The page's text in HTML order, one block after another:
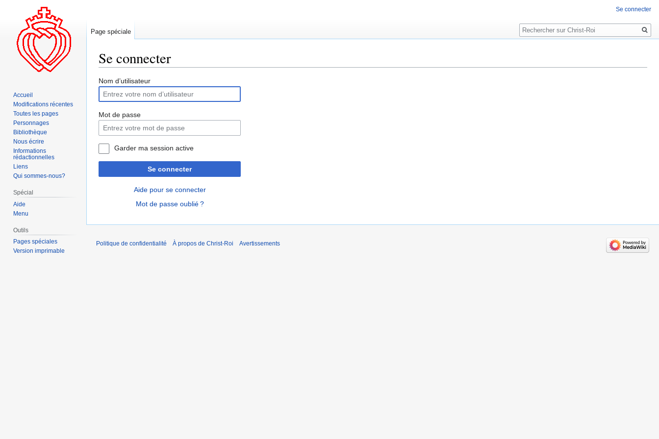
Se connecter
Aller
la
navigation
Aller
la
recherche
Nom d’utilisateur
Mot de passe
Garder ma session active
Se connecter
Aide pour se connecter
Mot de passe oublié ?
Se connecter
Page spéciale
Rechercher
Accueil
Modifications récentes
Toutes les pages
Personnages
Bibliothèque
Nous écrire
Informations
rédactionnelles
Liens
Qui sommes-nous?
Spécial
Aide
Menu
Outils
Pages spéciales
Version imprimable
Politique de confidentialité À propos de Christ-Roi Avertissements